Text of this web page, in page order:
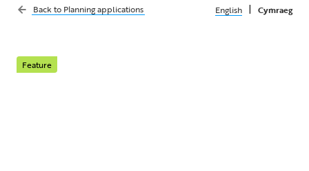
Back to Planning applications English | Cymraeg
Feature